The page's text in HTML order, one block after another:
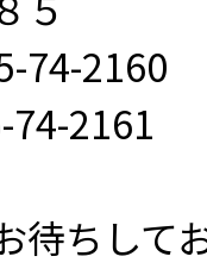
74-2160
74-2161
待ちして